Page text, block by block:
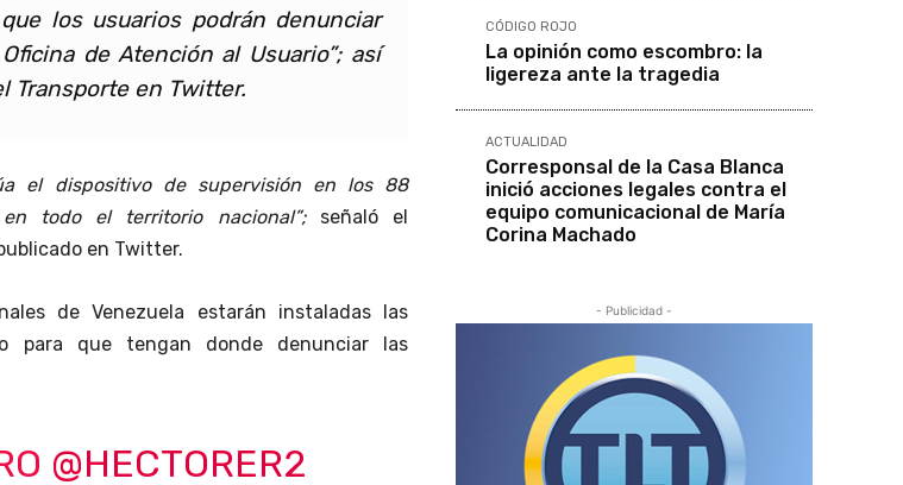
los usuarios podrán denunciar
de Atención al Usuario”; así
Transporte en Twitter.
el dispositivo de supervisión en los 88
todo el territorio nacional”;señaló el
en Twitter.
de Venezuela estarán instaladas las
para que tengan donde denunciar las
@HECTORER2
CÓDIGO ROJO
La opinión como escombro: la
ligereza ante la tragedia
ACTUALIDAD
Corresponsal de la Casa Blanca
inició acciones legales contra el
equipo comunicacional de María
Corina Machado
- Publicidad -